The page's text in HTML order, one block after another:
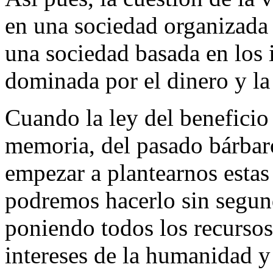
en una sociedad
una sociedad basada en
dominada por el dinero y
Cuando la ley del
memoria, del pasado
empezar a plantearnos
podremos hacerlo sin
poniendo todos los
intereses de la humanidad